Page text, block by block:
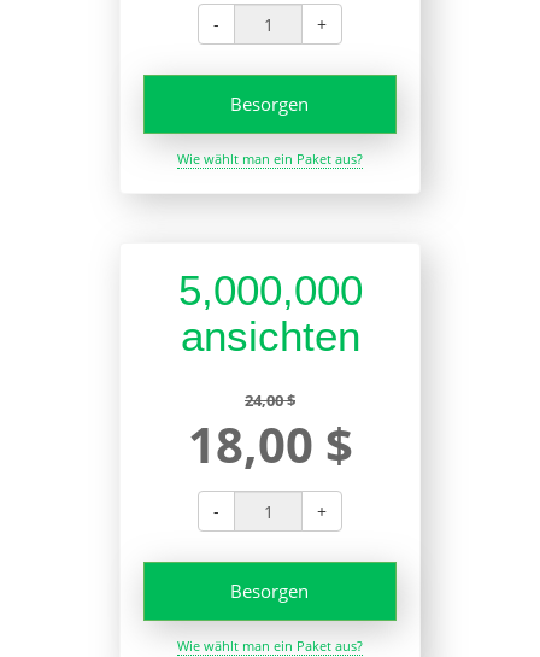
- +
Besorgen
Wie wählt man ein Paket aus?
5,000,000
ansichten
24,00 $
18,00 $
- +
Besorgen
Wie wählt man ein Paket aus?